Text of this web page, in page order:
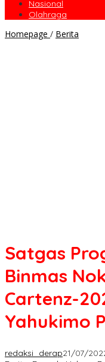
Nasional
Olahraga
Homepage / Berita
Satgas
Binmas
Cartenz-
Yahukimo
redaksi_derap21/07/